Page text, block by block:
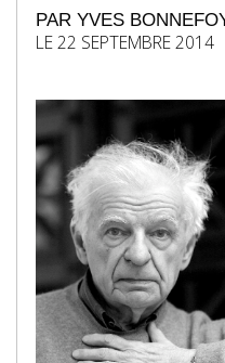
PAR YVES
LE 22 SEPTEMBRE 2014